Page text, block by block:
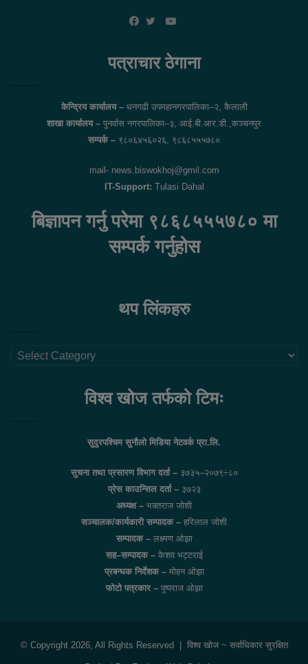
YouTube
पत्राचार ठेगाना
केन्द्रिय कार्यालय –धनगढी उपमहानगरपालिका–२, कैलाली
शाखा कार्यालय – पुनर्वास नगरपालिका–३, आई.बी.आर.डी.,कञ्चनपुर
सम्पर्क – ९८०६४५६०२६, ९८६८५५५७८०
mail- news.biswokhoj@gmil.com
IT-Support: Tulasi Dahal
बिज्ञापन गर्नु परेमा ९८६८५५५७८० मा
सम्पर्क गर्नुहोस
थप लिंकहरु
थप
विश्व खोज तर्फको टिमः
सुदुरपश्चिम सुनौलो मिडिया नेटवर्क प्रा.लि.
सुचना तथा प्रसारण विभाग दर्ता – ३७३५–२०७९÷८०
प्रेस काउन्सिल दर्ता – ३७२३
अध्यक्ष – भक्तराज जोशी
सञ्चालक/कार्यकारी सम्पादक – हरिलाल जोशी
सम्पादक –लक्ष्मण ओझा
सह–सम्पादक –केशव भट्टराई
प्रबन्धक निर्देशक –मोहन ओझा
फोटो पत्रकार –पुष्पराज ओझा
© Copyright 2026, All Rights Reserved | विश्व खोज~ सर्वाधिकार सुरक्षित